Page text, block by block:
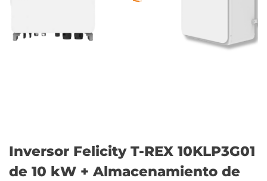
Inversor Felicity T-REX 10KLP3G01
de 10 kW + Almacenamiento de